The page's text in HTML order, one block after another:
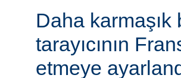
Daha
tarayıcının
etmeye